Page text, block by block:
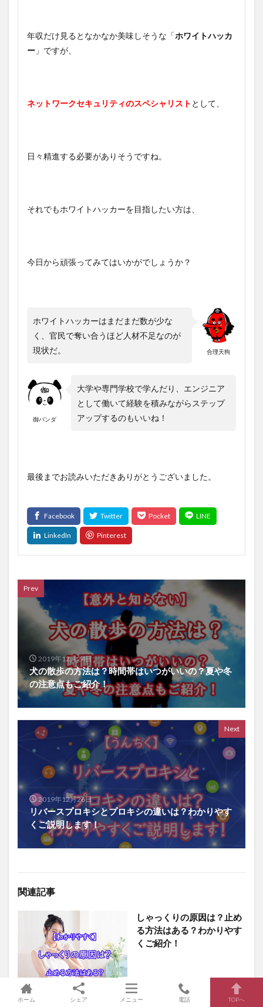
年収だけ見るとなかなか美味しそうな「ホワイトハッカ
ー 」ですが、
ネットワークセキュリティのスペシャリスト として、
日々精進する必要がありそうですね。
それでもホワイトハッカーを目指したい方は、
今日から頑張ってみてはいかがでしょうか？
合理天狗
ホワイトハッカーはまだまだ数が少な
く、官民で奪い合うほど人材不足なのが
現状だ。
御パンダ
大学や専門学校で学んだり、エンジニア
として働いて経験を積みながらステップ
アップするのもいいね！
最後までお読みいただきありがとうございました。
Prev
2019年12月24日
犬の散歩の方法は？時間帯はいつがいいの？夏や冬
の注意点もご紹介！
Next
2019年12月26日
リバースプロキシとプロキシの違いは？わかりやす
くご説明します！
関連記事
しゃっくりの原因は？止め
る方法はある？わかりやす
くご紹介！
ホーム シェア メニュー 電話 TOPへ